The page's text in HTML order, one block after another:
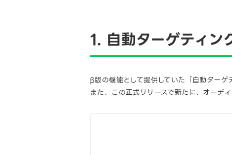
1. 自動ターゲティン
β版の機能として提供していた「自動ターゲ
また、この正式リリースで新たに、オーデ